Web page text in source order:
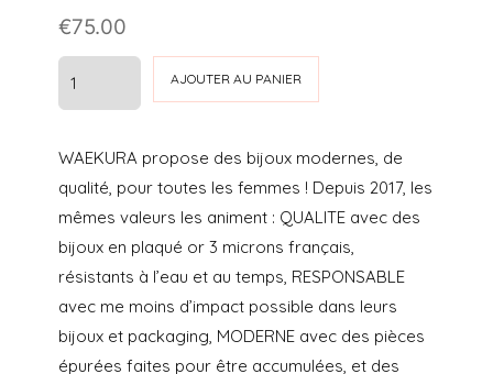
€75.00
MELIS
-
WAEKURA
AJOUTER AU PANIER
WAEKURA propose des bijoux modernes, de
qualité, pour toutes les femmes ! Depuis 2017, les
mêmes valeurs les animent : QUALITE avec des
bijoux en plaqué or 3 microns français,
résistants à l’eau et au temps, RESPONSABLE
avec me moins d’impact possible dans leurs
bijoux et packaging, MODERNE avec des pièces
épurées faites pour être accumulées, et des